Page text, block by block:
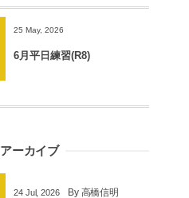
25 May, 2026
6月平日練習(R8)
アーカイブ
24 Jul,2026 By 高橋信明